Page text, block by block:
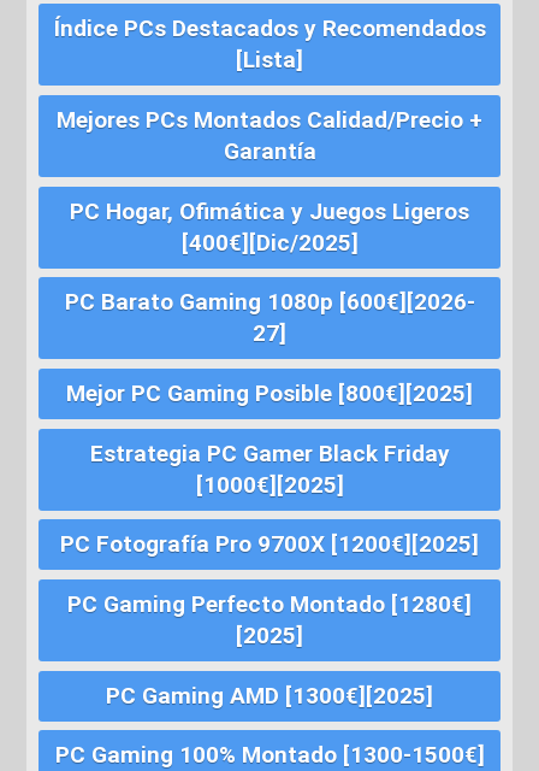
Índice PCs Destacados y Recomendados
[Lista]
Mejores PCs Montados Calidad/Precio +
Garantía
PC Hogar, Ofimática y Juegos Ligeros
[400€][Dic/2025]
PC Barato Gaming 1080p [600€][2026-
27]
Mejor PC Gaming Posible [800€][2025]
Estrategia PC Gamer Black Friday
[1000€][2025]
PC Fotografía Pro 9700X [1200€][2025]
PC Gaming Perfecto Montado [1280€]
[2025]
PC Gaming AMD [1300€][2025]
PC Gaming 100% Montado [1300-1500€]